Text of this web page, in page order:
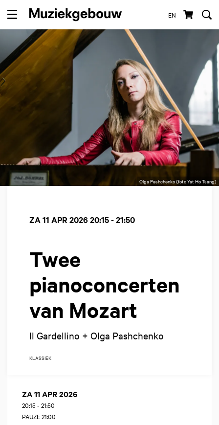
EN
Menu
Olga Pashchenko (foto Yat Ho Tsang)
Twee
pianoconcerten
van Mozart
Il Gardellino + Olga Pashchenko
ZA 11 APR 2026 20:15 - 21:50
KLASSIEK
ZA 11 APR 2026
20:15 - 21:50
PAUZE 21:00